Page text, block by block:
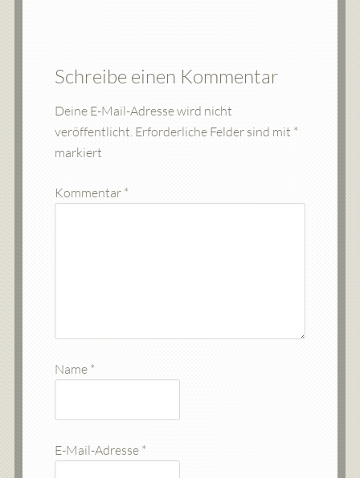
Schreibe einen Kommentar
Deine E-Mail-Adresse wird nicht
veröffentlicht. Erforderliche Felder sind mit *
markiert
Kommentar *
Name *
E-Mail-Adresse *